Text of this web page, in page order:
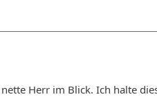
Herr im Blick. Ich halte